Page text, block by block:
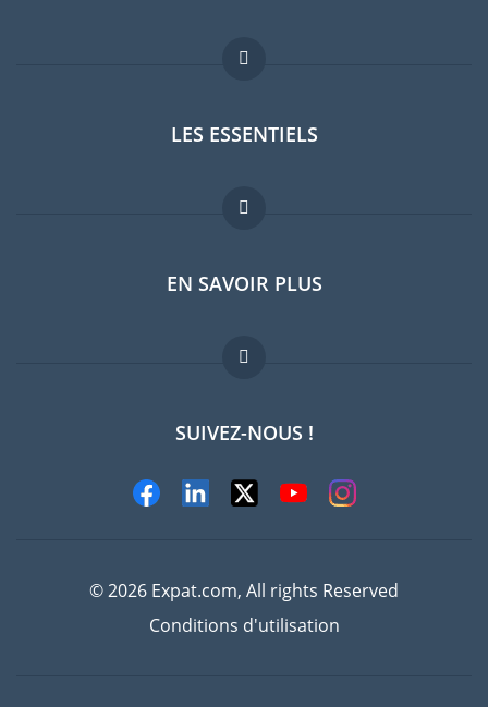
LES ESSENTIELS
Forum expatriés
Guides pays
Offres d'emploi
EN SAVOIR PLUS
FAQ
Experts
SUIVEZ-NOUS !
© 2026 Expat.com, All rights Reserved
Conditions d'utilisation